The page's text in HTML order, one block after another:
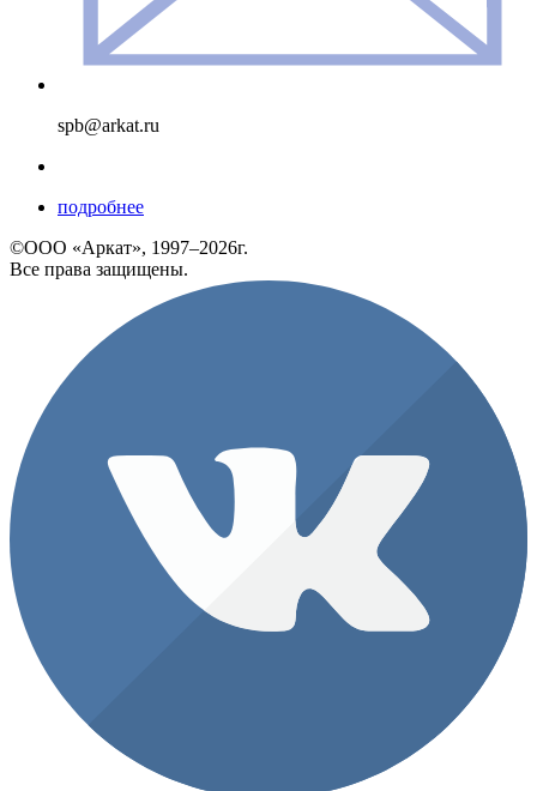
spb@arkat.ru
подробнее
©ООО «Аркат», 1997–2026г.
Все права защищены.